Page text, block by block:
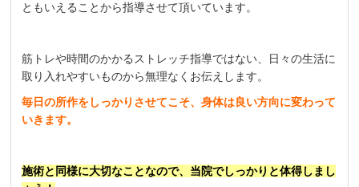
ともいえることから指導させて頂いています。
筋トレや時間のかかるストレッチ指導ではない、日々の生活に
取り入れやすいものから無理なくお伝えします。
毎日の所作をしっかりさせてこそ、身体は良い方向に変わって
いきます。
施術と同様に大切なことなので、当院でしっかりと体得しまし